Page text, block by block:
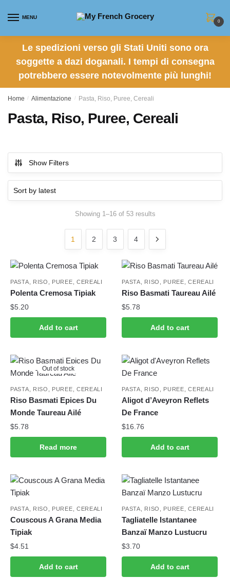
MENU
0
Le spedizioni verso gli Stati Uniti sono ora
soggette a dazi doganali. I tempi di consegna
potrebbero essere notevolmente più lunghi!
Home / Alimentazione / Pasta, Riso, Puree, Cereali
Pasta, Riso, Puree, Cereali
Show Filters
Showing 1–16 of 53 results
1 2 3 4
PASTA, RISO, PUREE, CEREALI
Polenta Cremosa Tipiak
$5.20
Add to cart
PASTA, RISO, PUREE, CEREALI
Riso Basmati Taureau Ailé
$5.78
Add to cart
Out of stock
PASTA, RISO, PUREE, CEREALI
Riso Basmati Epices Du
Monde Taureau Ailé
$5.78
Read more
PASTA, RISO, PUREE, CEREALI
Aligot d’Aveyron Reflets
De France
$16.76
Add to cart
PASTA, RISO, PUREE, CEREALI
Couscous A Grana Media
Tipiak
$4.51
Add to cart
PASTA, RISO, PUREE, CEREALI
Tagliatelle Istantanee
Banzaï Manzo Lustucru
$3.70
Add to cart